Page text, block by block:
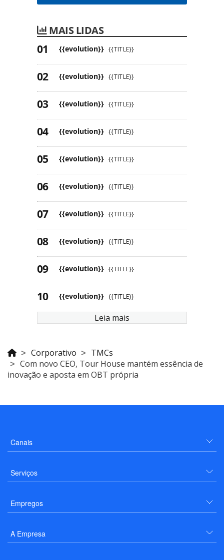
MAIS LIDAS
{{evolution}} {{TITLE}}
{{evolution}} {{TITLE}}
{{evolution}} {{TITLE}}
{{evolution}} {{TITLE}}
{{evolution}} {{TITLE}}
{{evolution}} {{TITLE}}
{{evolution}} {{TITLE}}
{{evolution}} {{TITLE}}
{{evolution}} {{TITLE}}
{{evolution}} {{TITLE}}
Leia mais
Corporativo
TMCs
Com novo CEO, Tour House mantém essência de
inovação e aposta em OBT própria
Canais
Serviços
Empregos
A Empresa